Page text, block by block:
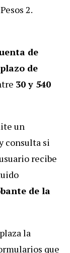
2.
de
plazo de
30 y 540
un
consulta si
recibe
de la
la
que